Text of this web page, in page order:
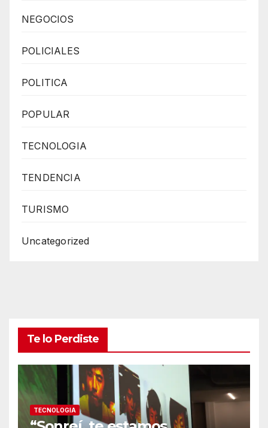
NEGOCIOS
POLICIALES
POLITICA
POPULAR
TECNOLOGIA
TENDENCIA
TURISMO
Uncategorized
Te lo Perdiste
TECNOLOGIA